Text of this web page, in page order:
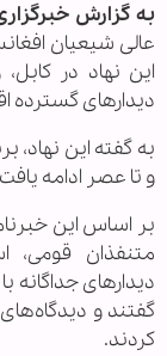
به گزارش
عالی شیعیان
این نهاد در
دیدارهای گسترده
به گفته این نهاد،
و تا عصر ادامه
بر اساس این
متنفذان قومی،
دیدارهای
گفتند و
کردند.